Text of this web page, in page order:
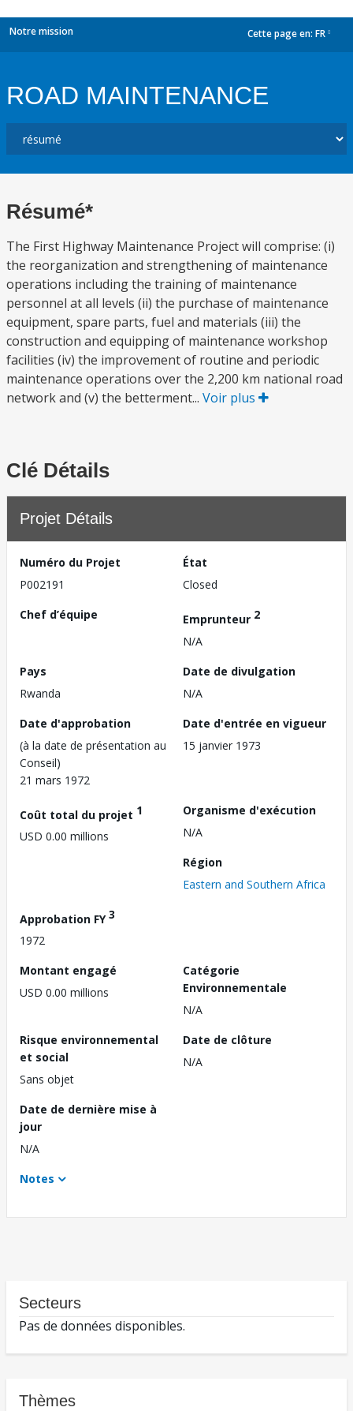
Notre mission Cette page en: FR
ROAD MAINTENANCE
Résumé*
The First Highway Maintenance Project will comprise: (i)
the reorganization and strengthening of maintenance
operations including the training of maintenance
personnel at all levels (ii) the purchase of maintenance
equipment, spare parts, fuel and materials (iii) the
construction and equipping of maintenance workshop
facilities (iv) the improvement of routine and periodic
maintenance operations over the 2,200 km national road
network and (v) the betterment... Voir plus
Clé Détails
Projet Détails
Numéro du Projet
P002191
État
Closed
Chef d’équipe
Emprunteur 2
N/A
Pays
Rwanda
Date de divulgation
N/A
Date d'approbation
(à la date de présentation au
Conseil)
21 mars 1972
Date d'entrée en vigueur
15 janvier 1973
Coût total du projet 1
USD 0.00 millions
Organisme d'exécution
N/A
Région
Eastern and Southern Africa
Approbation FY3
1972
Montant engagé
USD 0.00 millions
Catégorie
Environnementale
N/A
Risque environnemental
et social
Sans objet
Date de clôture
N/A
Date de dernière mise à
jour
N/A
Notes
Secteurs
Pas de données disponibles.
Thèmes